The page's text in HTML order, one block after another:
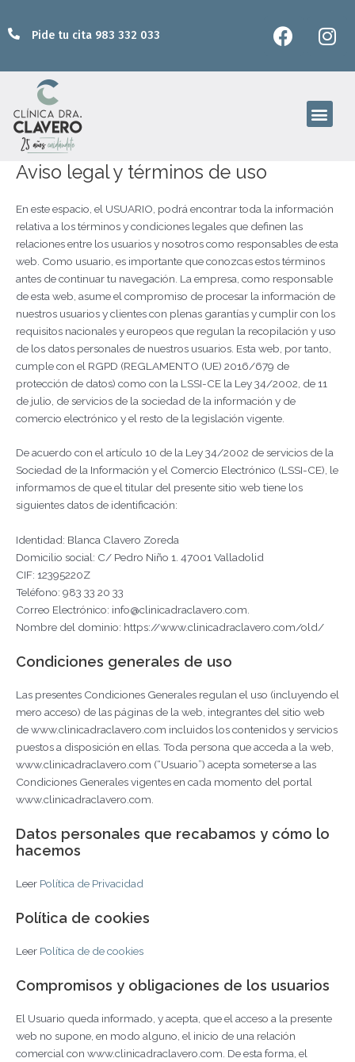
contenido
Pide tu cita 983 332 033
F
a
I
n
a
g
Aviso legal y términos de uso
En este espacio, el USUARIO, podrá encontrar toda la información
relativa a los términos y condiciones legales que definen las
relaciones entre los usuarios y nosotros como responsables de esta
web. Como usuario, es importante que conozcas estos términos
antes de continuar tu navegación. La empresa, como responsable
de esta web, asume el compromiso de procesar la información de
nuestros usuarios y clientes con plenas garantías y cumplir con los
requisitos nacionales y europeos que regulan la recopilación y uso
de los datos personales de nuestros usuarios. Esta web, por tanto,
cumple con el RGPD (REGLAMENTO (UE) 2016/679 de
protección de datos) como con la LSSI-CE la Ley 34/2002, de 11
de julio, de servicios de la sociedad de la información y de
comercio electrónico y el resto de la legislación vigente.
De acuerdo con el artículo 10 de la Ley 34/2002 de servicios de la
Sociedad de la Información y el Comercio Electrónico (LSSI-CE), le
informamos de que el titular del presente sitio web tiene los
siguientes datos de identificación:
Identidad: Blanca Clavero Zoreda
Domicilio social: C/ Pedro Niño 1. 47001 Valladolid
CIF: 12395220Z
Teléfono: 983 33 20 33
Correo Electrónico: info@clinicadraclavero.com.
Nombre del dominio: https://www.clinicadraclavero.com/old/
Condiciones generales de uso
Las presentes Condiciones Generales regulan el uso (incluyendo el
mero acceso) de las páginas de la web, integrantes del sitio web
de www.clinicadraclavero.com incluidos los contenidos y servicios
puestos a disposición en ellas. Toda persona que acceda a la web,
www.clinicadraclavero.com (“Usuario”) acepta someterse a las
Condiciones Generales vigentes en cada momento del portal
www.clinicadraclavero.com.
Datos personales que recabamos y cómo lo
hacemos
Leer Política de Privacidad
Política de cookies
Leer Política de de cookies
Compromisos y obligaciones de los usuarios
El Usuario queda informado, y acepta, que el acceso a la presente
web no supone, en modo alguno, el inicio de una relación
comercial con www.clinicadraclavero.com. De esta forma, el